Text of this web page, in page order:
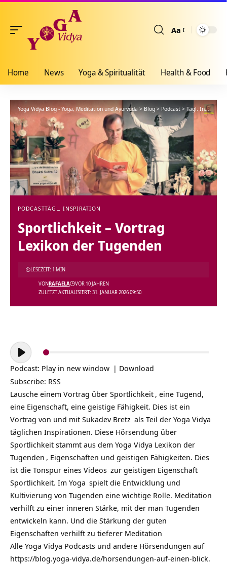
Aa
Home News Yoga & Spiritualität Health & Food
Yoga Vidya Blog - Yoga, Meditation und Ayurveda>Blog > Podcast >Tägl. Inspiration
PODCASTTÄGL. INSPIRATION
Sportlichkeit – Vortrag
Lexikon der Tugenden
ZULETZT AKTUALISIERT: 31. JANUAR 2026 09:50
VONRAFAELA VOR 10 JAHREN
LESEZEIT: 1 MIN
Audio-
Player
Podcast: Play in new window | Download
Subscribe: RSS
Lausche einem Vortrag über Sportlichkeit , eine Tugend,
eine Eigenschaft, eine geistige Fähigkeit. Dies ist ein
Vortrag von und mit Sukadev Bretz als Teil der Yoga Vidya
täglichen Inspirationen. Diese Hörsendung über
Sportlichkeit stammt aus dem Yoga Vidya Lexikon der
Tugenden , Eigenschaften und geistigen Fähigkeiten. Dies
ist die Tonspur eines Videos zur geistigen Eigenschaft
Sportlichkeit. Im Yoga spielt die Entwicklung und
Kultivierung von Tugenden eine wichtige Rolle. Meditation
verhilft zu einer inneren Stärke, mit der man Tugenden
entwickeln kann. Und die Stärkung der guten
Eigenschaften verhilft zu tieferer Meditation
Alle Yoga Vidya Podcasts und andere Hörsendungen auf
https://blog.yoga-vidya.de/horsendungen-auf-einen-blick.